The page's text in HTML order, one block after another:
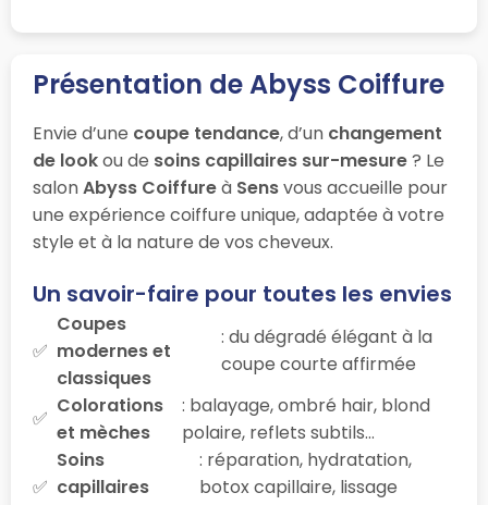
Présentation de Abyss Coiffure
Envie d’une coupe tendance, d’un changement
de lookou de soins capillaires sur-mesure? Le
salonAbyss Coiffureà Sensvous accueille pour
une expérience coiffure unique, adaptée à votre
style et à la nature de vos cheveux.
Un savoir-faire pour toutes les envies
Coupes
modernes et
classiques
: du dégradé élégant à la
coupe courte affirmée
Colorations
et mèches
: balayage, ombré hair, blond
polaire, reflets subtils…
Soins
capillaires
: réparation, hydratation,
botox capillaire, lissage